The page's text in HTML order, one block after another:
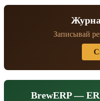
Записывай
BrewERP —